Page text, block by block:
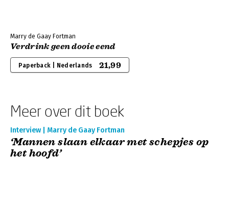
Marry de Gaay Fortman
Verdrink geen dooie eend
Paperback | Nederlands 21,99
Meer over dit boek
Interview | Marry de Gaay Fortman
‘Mannen slaan elkaar met schepjes op
het hoofd’